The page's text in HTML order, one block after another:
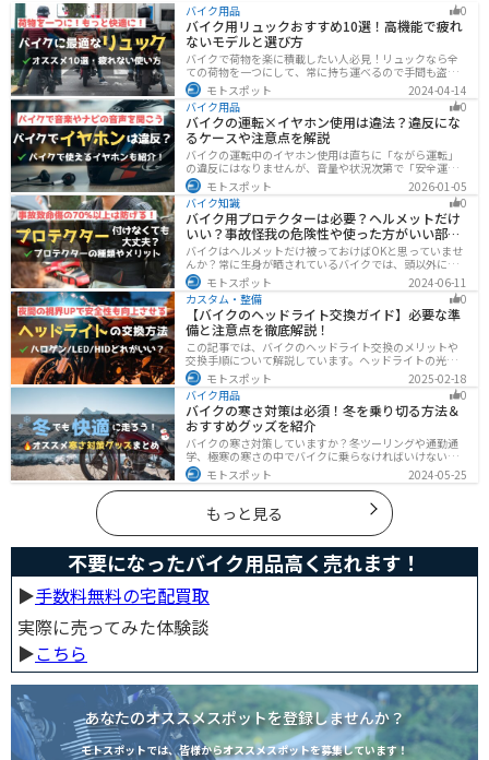
バイク用品 0
バイク用リュックおすすめ10選！高機能で疲れ
ないモデルと選び方
バイクで荷物を楽に積載したい人必見！リュックなら全
ての荷物を一つにして、常に持ち運べるので手間も盗ま
れる心配もありません。腰や肩の負担を軽減して通勤通
学・ツーリングを快適にできるオススメリュックを紹介
します。
モトスポット
2024-04-14
バイク用品
0
バイクの運転×イヤホン使用は違法？違反にな
るケースや注意点を解説
バイクの運転中のイヤホン使用は直ちに「ながら運転」
の違反にはなりませんが、音量や状況次第で「安全運転
義務違反」や各都道府県の「道路交通法施行細則」に抵
触する恐れがあります。周囲の音が聞こえる適切な音量
を保ち、スマホ操作は厳禁。耳を塞がない骨伝導イヤホ
ンや、ヘルメット用スピーカーの活用も安全な音楽体験
には有効な選択肢です。
モトスポット
2026-01-05
バイク知識
0
バイク用プロテクターは必要？ヘルメットだけ
いい？事故怪我の危険性や使った方がいい部位
も解説
バイクはヘルメットだけ被っておけばOKと思っていませ
んか？常に生身が晒されているバイクでは、頭以外にも
胸・背中・脚・腕など怪我のリスクが非常に高いです。
プロテクターをちゃんと付けていれば事故の致命傷の7
0%は防げると言われています。安全にバイクに乗るため
にプロテクターの種類やつけた方が良い部位などをまと
めました。
モトスポット
2024-06-11
カスタム・整備
0
【バイクのヘッドライト交換ガイド】必要な準
備と注意点を徹底解説！
この記事では、バイクのヘッドライト交換のメリットや
交換手順について解説しています。ヘッドライトの光が
弱くなっていませんか？夜間の視界を改善するために
は、適切なヘッドライト交換が必要です。自分で交換す
る方法からショップに依頼する場合の費用までわかりや
すくお伝えします！
モトスポット
2025-02-18
バイク用品
0
バイクの寒さ対策は必須！冬を乗り切る方法＆
おすすめグッズを紹介
バイクの寒さ対策していますか？冬ツーリングや通勤通
学、極寒の寒さの中でバイクに乗らなければいけない時
でも快適に乗る方法をまとめました！オススメの寒さ対
策グッズも紹介しているので、これで寒い冬でも快適に
バイクに乗りましょう！
モトスポット 2024-05-25
もっと見る
不要になったバイク用品高く売れます！
▶︎手数料無料の宅配買取
実際に売ってみた体験談
▶︎こちら
あなたのオススメスポットを登録しませんか？
モトスポットでは、皆様からオススメスポットを募集しています！